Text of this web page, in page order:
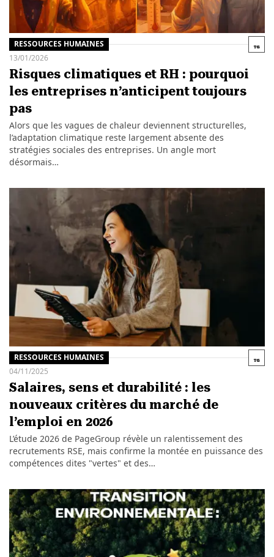
RESSOURCES HUMAINES
13/01/2026
Risques climatiques et RH : pourquoi
les entreprises n’anticipent toujours
pas
Alors que les vagues de chaleur deviennent structurelles,
l’adaptation climatique reste largement absente des
stratégies sociales des entreprises. Un angle mort
désormais…
RESSOURCES HUMAINES
04/11/2025
Salaires, sens et durabilité : les
nouveaux critères du marché de
l’emploi en 2026
L’étude 2026 de PageGroup révèle un ralentissement des
recrutements RSE, mais confirme la montée en puissance des
compétences dites "vertes" et des…